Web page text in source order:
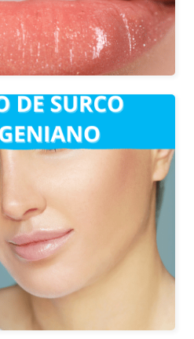
volumen a la piel,
aspecto juvenil.
entre la nariz y
pronunciarse con los
de edad.